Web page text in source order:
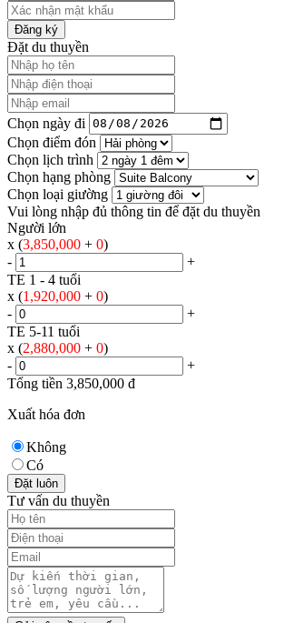
Đăng ký
Đặt du thuyền
Chọn ngày đi
Chọn điểm đón
Chọn lịch trình
Chọn hạng phòng
Chọn loại giường
Vui lòng nhập đủ thông tin để đặt du thuyền
Người lớn
x (3,850,000 + 0)
-
+
TE 1 - 4 tuổi
x (1,920,000 + 0)
-
+
TE 5-11 tuổi
x (2,880,000 + 0)
-
+
Tổng tiền 3,850,000 đ
Xuất hóa đơn
Không
Có
Đặt luôn
Tư vấn du thuyền